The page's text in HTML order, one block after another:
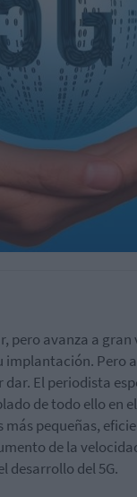
pero avanza a gran
implantación. Pero
El periodista
de todo ello en
pequeñas,
de la
desarrollo del 5G.